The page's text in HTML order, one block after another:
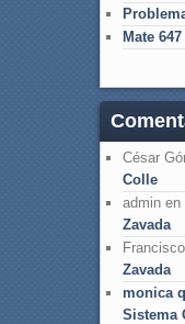
Mate
César
Colle
adminen
Zavada
Francisco
Zavada
monica
Sistema